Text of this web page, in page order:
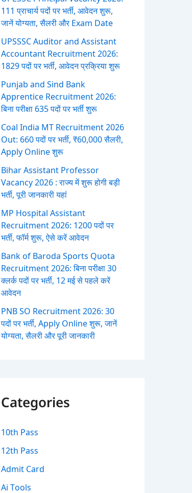
111 प्राचार्य पदों पर भर्ती, आवेदन शुरू,
जानें योग्यता, सैलरी और Exam Date
UPSSSC Auditor and Assistant
Accountant Recruitment 2026:
1829 पदों पर भर्ती, आवेदन प्रक्रिया शुरू
Punjab and Sind Bank
Apprentice Recruitment 2026:
बिना परीक्षा 635 पदों पर भर्ती शुरू
Coal India MT Recruitment 2026
Out: 660 पदों पर भर्ती, ₹60,000 सैलरी,
Apply Online शुरू
Bihar Assistant Professor
Vacancy 2026 : राज्य में शुरू होगी बड़ी
भर्ती, पूरी जानकारी यहां
MP Hospital Assistant
Recruitment 2026: 1200 पदों पर
भर्ती, फॉर्म शुरू, ऐसे करें आवेदन
Bank of Baroda Sports Quota
Recruitment 2026: बिना परीक्षा 30
क्लर्क पदों पर भर्ती, 12 मई से पहले करें
आवेदन
PNB SO Recruitment 2026: 30
पदों पर भर्ती, Apply Online शुरू, जानें
योग्यता, सैलरी और पूरी जानकारी
Categories
10th Pass
12th Pass
Admit Card
Ai Tools